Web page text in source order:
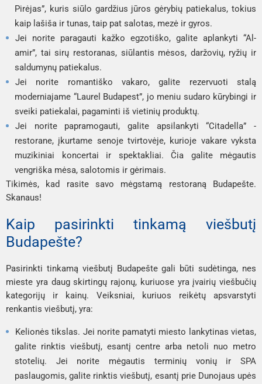
Pirėjas”, kuris siūlo gardžius jūros gėrybių patiekalus, tokius
kaip lašiša ir tunas, taip pat salotas, mezė ir gyros.
Jei norite paragauti kažko egzotiško, galite aplankyti “Al-
amir”, tai sirų restoranas, siūlantis mėsos, daržovių, ryžių ir
saldumynų patiekalus.
Jei norite romantiško vakaro, galite rezervuoti stalą
moderniajame “Laurel Budapest”, jo meniu sudaro kūrybingi ir
sveiki patiekalai, pagaminti iš vietinių produktų.
Jei norite papramogauti, galite apsilankyti “Citadella” -
restorane, įkurtame senoje tvirtovėje, kurioje vakare vyksta
muzikiniai koncertai ir spektakliai. Čia galite mėgautis
vengriška mėsa, salotomis ir gėrimais.
Tikimės, kad rasite savo mėgstamą restoraną Budapešte.
Skanaus!
Kaip pasirinkti tinkamą viešbutį
Budapešte?
Pasirinkti tinkamą viešbutį Budapešte gali būti sudėtinga, nes
mieste yra daug skirtingų rajonų, kuriuose yra įvairių viešbučių
kategorijų ir kainų. Veiksniai, kuriuos reikėtų apsvarstyti
renkantis viešbutį, yra:
Kelionės tikslas. Jei norite pamatyti miesto lankytinas vietas,
galite rinktis viešbutį, esantį centre arba netoli nuo metro
stotelių. Jei norite mėgautis terminių vonių ir SPA
paslaugomis, galite rinktis viešbutį, esantį prie Dunojaus upės